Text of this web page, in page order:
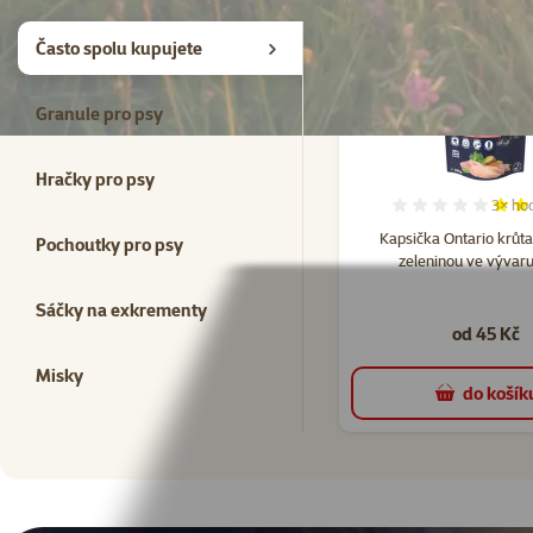
Často spolu kupujete
Granule pro psy
Hračky pro psy
Pochoutky pro psy
Sáčky na exkrementy
Misky
Kupte společně
Kapsička Ontario
zeleninou ve
3×
od 45 Kč
do